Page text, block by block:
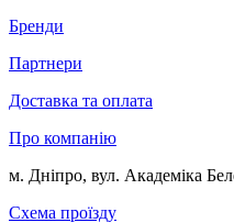
Бренди
Партнери
Доставка та оплата
Про компанію
м. Дніпро, вул. Академіка
Схема проїзду